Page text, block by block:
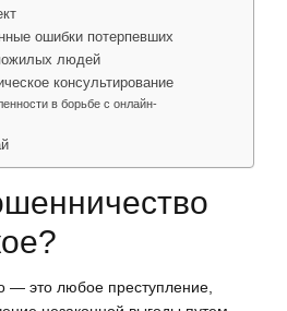
ошибки потерпевших
людей
консультирование
в борьбе с онлайн-
— это любое преступление,